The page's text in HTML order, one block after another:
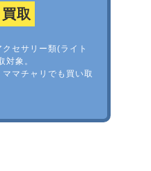
取
セサリー類(ライト
対象。
マチャリでも買い取